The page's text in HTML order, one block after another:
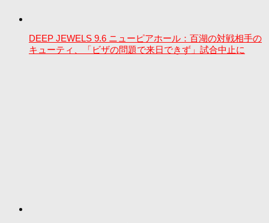
DEEP JEWELS 9.6 ニューピアホール：百湖の対戦相手の
キューティ、「ビザの問題で来日できず」試合中止に